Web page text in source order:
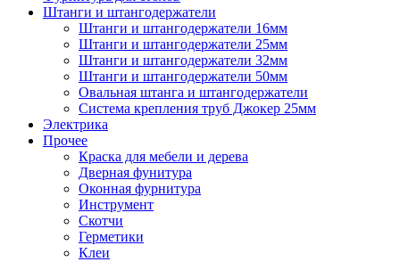
Штанги и штангодержатели
Штанги и штангодержатели 16мм
Штанги и штангодержатели 25мм
Штанги и штангодержатели 32мм
Штанги и штангодержатели 50мм
Овальная штанга и штангодержатели
Система крепления труб Джокер 25мм
Электрика
Прочее
Краска для мебели и дерева
Дверная фунитура
Оконная фурнитура
Инструмент
Скотчи
Герметики
Клеи